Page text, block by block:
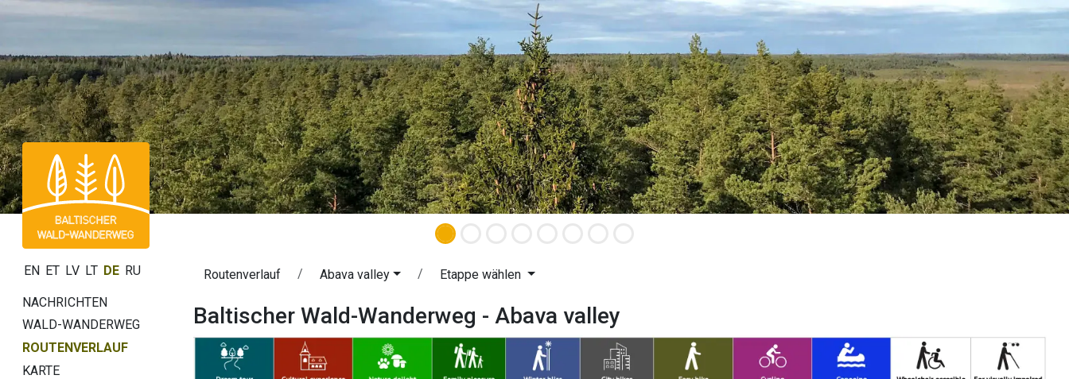
EN ET LV LT DE RU
NACHRICHTEN
WALD-WANDERWEG
ROUTENVERLAUF
KARTE
Routenverlauf Abava valley Etappe wählen
Baltischer Wald-Wanderweg - Abava valley